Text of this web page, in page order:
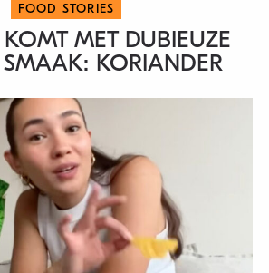
FOOD STORIES
MET DUBIEUZE
KORIANDER